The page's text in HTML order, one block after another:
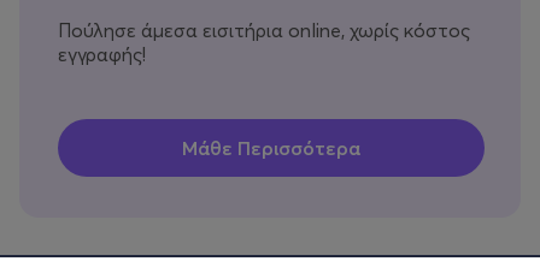
Πούλησε άμεσα εισιτήρια online, χωρίς κόστος
εγγραφής!